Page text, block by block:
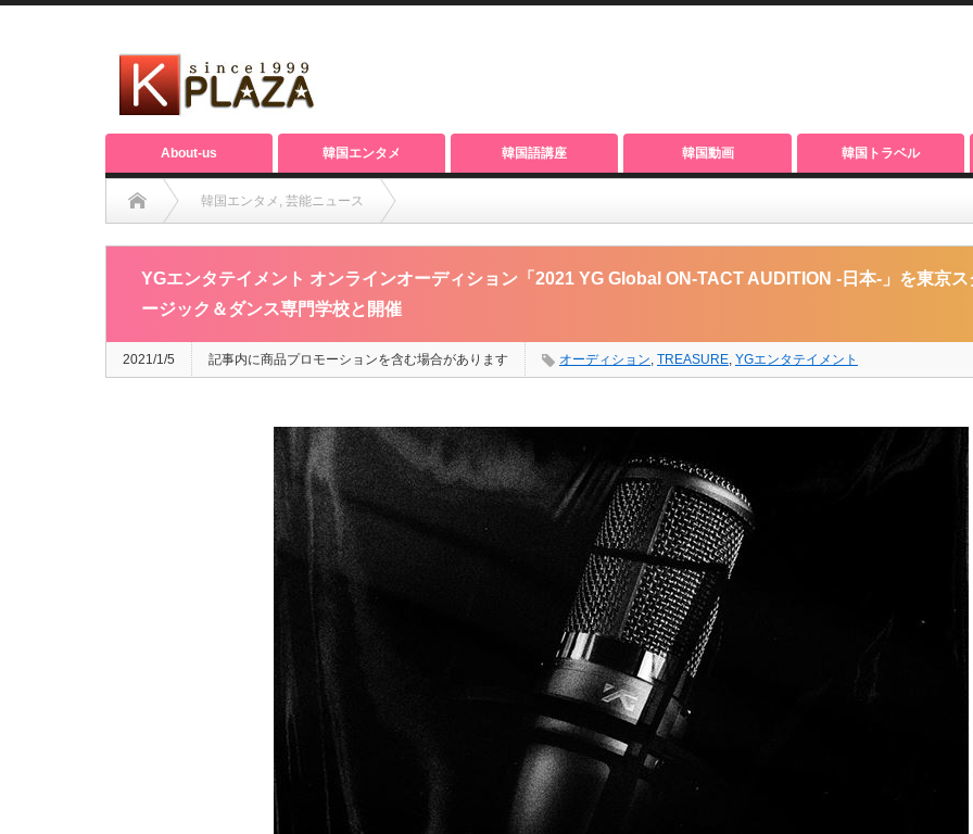
About-us 韓国エンタメ 韓国語講座 韓国動画 韓国トラベル
韓国エンタメ , 芸能ニュース
YGエンタテイメント オンラインオーディション「2021 YG Global ON-TACT AUDITION -日本-」を東京スクールオブミュージック＆ダンス専門
YGエンタテイメント オンラインオーディション「2021 YG Global ON-TACT AUDITION -日本-」を東京
ージック＆ダンス専門学校と開催
2021/1/5 記事内に商品プロモーションを含む場合があります オーディション, TREASURE, YGエンタテイメント